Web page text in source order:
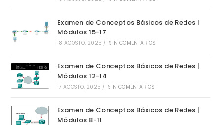
Examen de Conceptos Básicos de Redes |
Módulos 15-17
18 AGOSTO, 2025 / SIN COMENTARIOS
Examen de Conceptos Básicos de Redes |
Módulos 12-14
17 AGOSTO, 2025 / SIN COMENTARIOS
Examen de Conceptos Básicos de Redes |
Módulos 8-11